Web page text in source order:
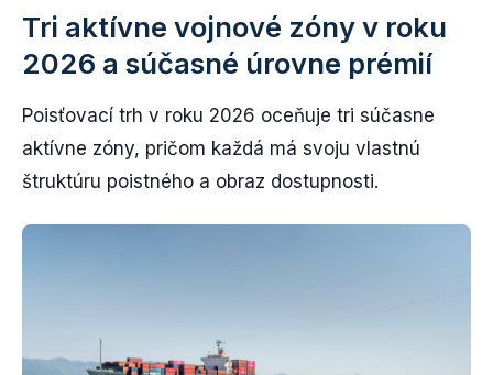
Tri aktívne vojnové zóny v roku
2026 a súčasné úrovne prémií
Poisťovací trh v roku 2026 oceňuje tri súčasne
aktívne zóny, pričom každá má svoju vlastnú
štruktúru poistného a obraz dostupnosti.